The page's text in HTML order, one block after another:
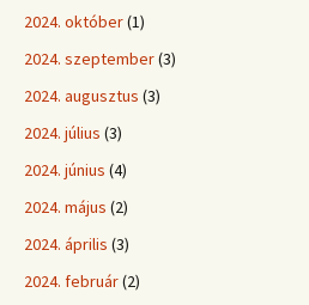
2024. október(1)
2024. szeptember(3)
2024. augusztus (3)
2024. július (3)
2024. június (4)
2024. május (2)
2024. április (3)
2024. február(2)